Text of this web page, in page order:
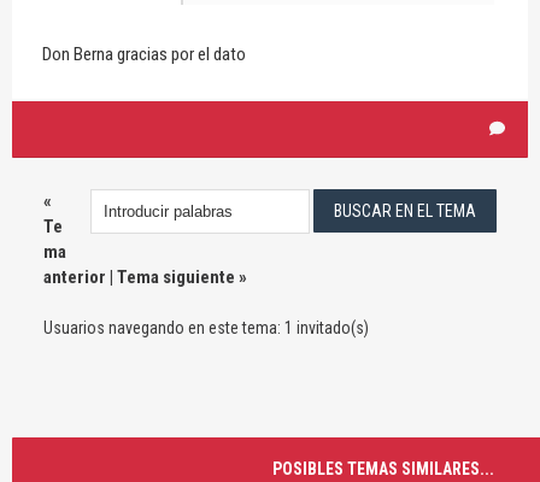
Don Berna gracias por el dato
«
Te
ma
anterior | Tema siguiente »
Usuarios navegando en este tema: 1 invitado(s)
POSIBLES TEMAS SIMILARES...